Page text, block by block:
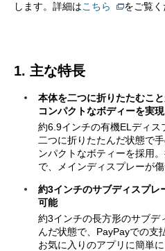
します。詳細はこちら をご覧く
1. 主な特長
本体を二つに折りたたむこ
コンパクトなボディーを実現
約6.9インチの有機ELディス
二つに折りたたんだ状態で
ンパクトなボティーを採用
で、メインディスプレーが
約3インチのサブディスプレ
可能
約3インチの長方形のサブデ
んだ状態で、PayPayでの支
お気に入りのアプリに簡単